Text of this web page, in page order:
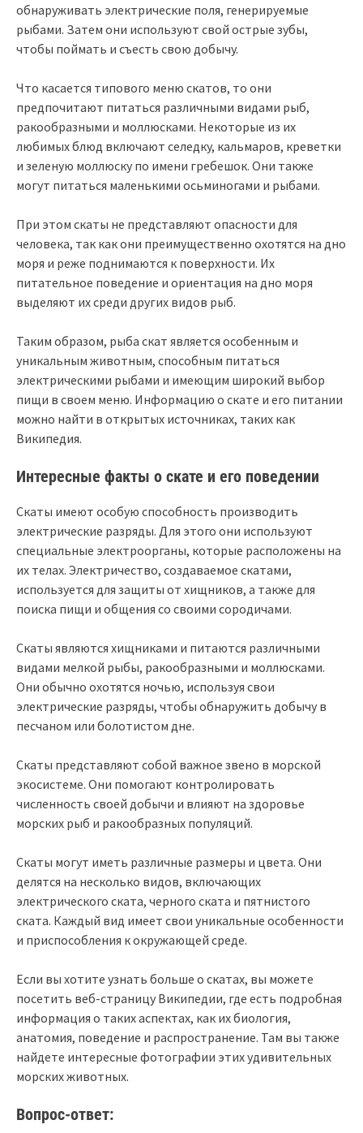
обнаруживать электрические поля, генерируемые
рыбами. Затем они используют свой острые зубы,
чтобы поймать и съесть свою добычу.
Что касается типового меню скатов, то они
предпочитают питаться различными видами рыб,
ракообразными и моллюсками. Некоторые из их
любимых блюд включают селедку, кальмаров, креветки
и зеленую моллюску по имени гребешок. Они также
могут питаться маленькими осьминогами и рыбами.
При этом скаты не представляют опасности для
человека, так как они преимущественно охотятся на дно
моря и реже поднимаются к поверхности. Их
питательное поведение и ориентация на дно моря
выделяют их среди других видов рыб.
Таким образом, рыба скат является особенным и
уникальным животным, способным питаться
электрическими рыбами и имеющим широкий выбор
пищи в своем меню. Информацию о скате и его питании
можно найти в открытых источниках, таких как
Википедия.
Интересные факты о скате и его поведении
Скаты имеют особую способность производить
электрические разряды. Для этого они используют
специальные электроорганы, которые расположены на
их телах. Электричество, создаваемое скатами,
используется для защиты от хищников, а также для
поиска пищи и общения со своими сородичами.
Скаты являются хищниками и питаются различными
видами мелкой рыбы, ракообразными и моллюсками.
Они обычно охотятся ночью, используя свои
электрические разряды, чтобы обнаружить добычу в
песчаном или болотистом дне.
Скаты представляют собой важное звено в морской
экосистеме. Они помогают контролировать
численность своей добычи и влияют на здоровье
морских рыб и ракообразных популяций.
Скаты могут иметь различные размеры и цвета. Они
делятся на несколько видов, включающих
электрического ската, черного ската и пятнистого
ската. Каждый вид имеет свои уникальные особенности
и приспособления к окружающей среде.
Если вы хотите узнать больше о скатах, вы можете
посетить веб-страницу Википедии, где есть подробная
информация о таких аспектах, как их биология,
анатомия, поведение и распространение. Там вы также
найдете интересные фотографии этих удивительных
морских животных.
Вопрос-ответ: